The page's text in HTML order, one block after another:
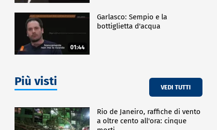
01:44
Garlasco: Sempio e la
bottiglietta d'acqua
Più visti VEDI TUTTI
Rio de Janeiro, raffiche di vento
a oltre cento all'ora: cinque